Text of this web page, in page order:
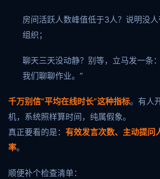
房间活跃人数峰值低于3人？说明没
组织；
聊天三天没动静？别等，立马发一条
我们聊聊作业。”
千万别信“平均在线时长”这种指标。有人
机，系统照样算时间，纯属假象。
真正要看的是： 有效发言次数、主动提问
率。
顺便补个检查清单：